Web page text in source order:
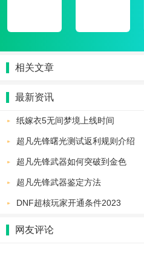
相关文章
最新资讯
纸嫁衣5无间梦境上线时间
超凡先锋曙光测试返利规则介绍
超凡先锋武器如何突破到金色
超凡先锋武器鉴定方法
DNF超核玩家开通条件2023
网友评论